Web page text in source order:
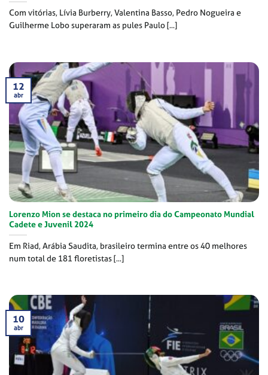
Com vitórias, Lívia Burberry, Valentina Basso, Pedro Nogueira e
Guilherme Lobo superaram as pules Paulo [...]
Lorenzo Mion se destaca no primeiro dia do Campeonato Mundial
Cadete e Juvenil 2024
Em Riad, Arábia Saudita, brasileiro termina entre os 40 melhores
num total de 181 floretistas [...]
12
abr
10
abr